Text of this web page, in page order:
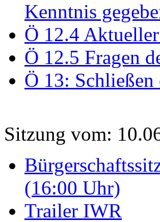
Kenntnis
Ö 12.4
Ö 12.5 Fragen
Ö 13:
Sitzung vom:
(16:00 Uhr)
Trailer IWR